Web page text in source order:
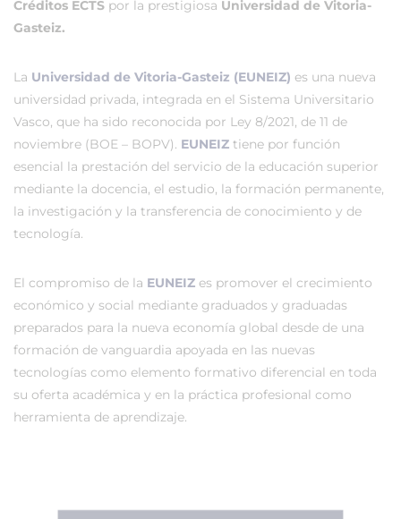
Créditos ECTS por la prestigiosa Universidad de Vitoria-
Gasteiz.
La Universidad de Vitoria-Gasteiz (EUNEIZ) es una nueva
universidad privada, integrada en el Sistema Universitario
Vasco, que ha sido reconocida por Ley 8/2021, de 11 de
noviembre (BOE – BOPV). EUNEIZ tiene por función
esencial la prestación del servicio de la educación superior
mediante la docencia, el estudio, la formación permanente,
la investigación y la transferencia de conocimiento y de
tecnología.
El compromiso de la EUNEIZ es promover el crecimiento
económico y social mediante graduados y graduadas
preparados para la nueva economía global desde de una
formación de vanguardia apoyada en las nuevas
tecnologías como elemento formativo diferencial en toda
su oferta académica y en la práctica profesional como
herramienta de aprendizaje.